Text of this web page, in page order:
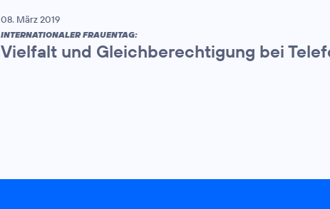
08. März 2019
INTERNATIONALER FRAUENTAG:
Vielfalt und Gleichberechtigung bei